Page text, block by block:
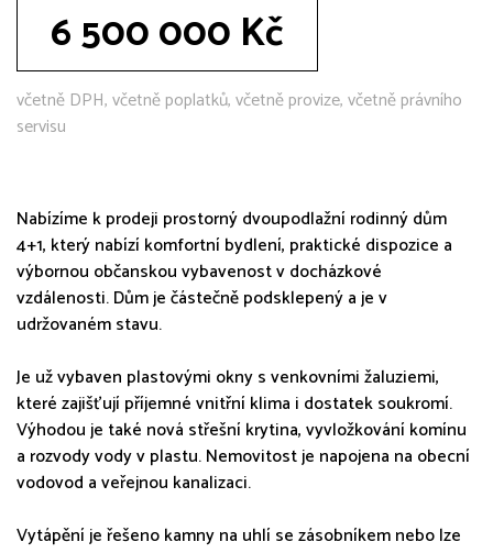
6 500 000 Kč
včetně DPH, včetně poplatků, včetně provize, včetně právního
servisu
Nabízíme k prodeji prostorný dvoupodlažní rodinný dům
4+1, který nabízí komfortní bydlení, praktické dispozice a
výbornou občanskou vybavenost v docházkové
vzdálenosti. Dům je částečně podsklepený a je v
udržovaném stavu.
Je už vybaven plastovými okny s venkovními žaluziemi,
které zajišťují příjemné vnitřní klima i dostatek soukromí.
Výhodou je také nová střešní krytina, vyvložkování komínu
a rozvody vody v plastu. Nemovitost je napojena na obecní
vodovod a veřejnou kanalizaci.
Vytápění je řešeno kamny na uhlí se zásobníkem nebo lze